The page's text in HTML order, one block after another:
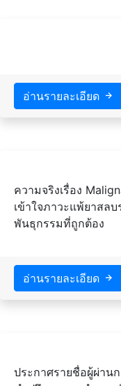
อ่านรายละเอียด
ความจริงเรื่อง
เข้าใจภาวะแพ้ยาสล
พันธุกรรมที่ถูกต้อง
อ่านรายละเอียด
ประกาศรายชื่อผู้ผ่าน